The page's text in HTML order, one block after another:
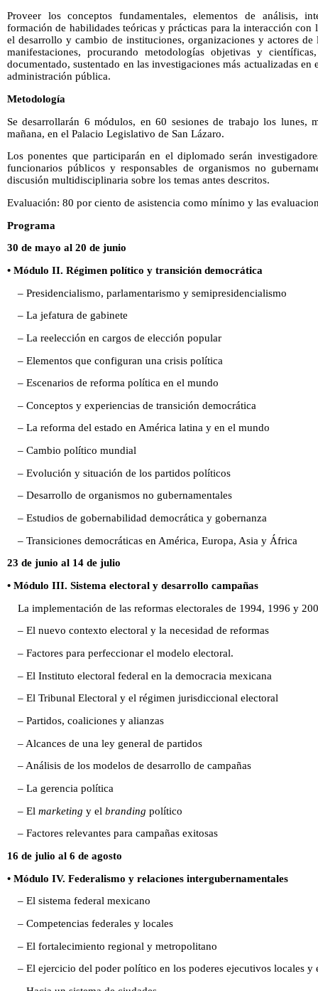
Proveer los conceptos fundamentales, elementos de análisis,
formación de habilidades teóricas y prácticas para la interacción
el desarrollo y cambio de instituciones, organizaciones y actores
manifestaciones, procurando metodologías objetivas y
documentado, sustentado en las investigaciones más actualizadas
administración pública.
Metodología
Se desarrollarán 6 módulos, en 60 sesiones de trabajo los
mañana, en el Palacio Legislativo de San Lázaro.
Los ponentes que participarán en el diplomado serán
funcionarios públicos y responsables de organismos no
discusión multidisciplinaria sobre los temas antes descritos.
Evaluación: 80 por ciento de asistencia como mínimo y las
Programa
30 de mayo al 20 de junio
• Módulo II. Régimen político y transición democrática
– Presidencialismo, parlamentarismo y semipresidencialismo
– La jefatura de gabinete
– La reelección en cargos de elección popular
– Elementos que configuran una crisis política
– Escenarios de reforma política en el mundo
– Conceptos y experiencias de transición democrática
– La reforma del estado en América latina y en el mundo
– Cambio político mundial
– Evolución y situación de los partidos políticos
– Desarrollo de organismos no gubernamentales
– Estudios de gobernabilidad democrática y gobernanza
– Transiciones democráticas en América, Europa, Asia y África
23 de junio al 14 de julio
• Módulo III. Sistema electoral y desarrollo campañas
La implementación de las reformas electorales de 1994, 1996 y
– El nuevo contexto electoral y la necesidad de reformas
– Factores para perfeccionar el modelo electoral.
– El Instituto electoral federal en la democracia mexicana
– El Tribunal Electoral y el régimen jurisdiccional electoral
– Partidos, coaliciones y alianzas
– Alcances de una ley general de partidos
– Análisis de los modelos de desarrollo de campañas
– La gerencia política
– El marketing y el branding político
– Factores relevantes para campañas exitosas
16 de julio al 6 de agosto
• Módulo IV. Federalismo y relaciones intergubernamentales
– El sistema federal mexicano
– Competencias federales y locales
– El fortalecimiento regional y metropolitano
– El ejercicio del poder político en los poderes ejecutivos locales y